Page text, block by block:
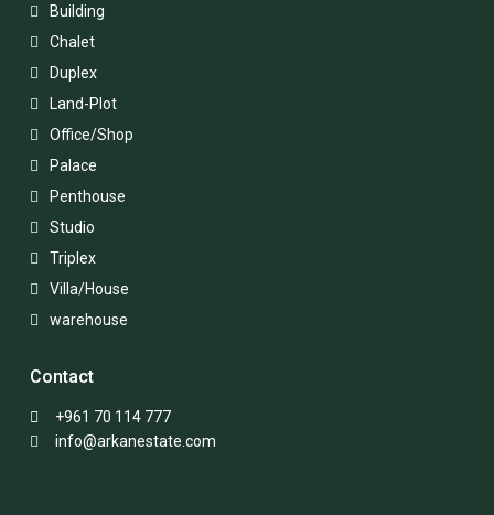
Building
Chalet
Duplex
Land-Plot
Office/Shop
Palace
Penthouse
Studio
Triplex
Villa/House
warehouse
Contact
+961 70 114 777
info@arkanestate.com